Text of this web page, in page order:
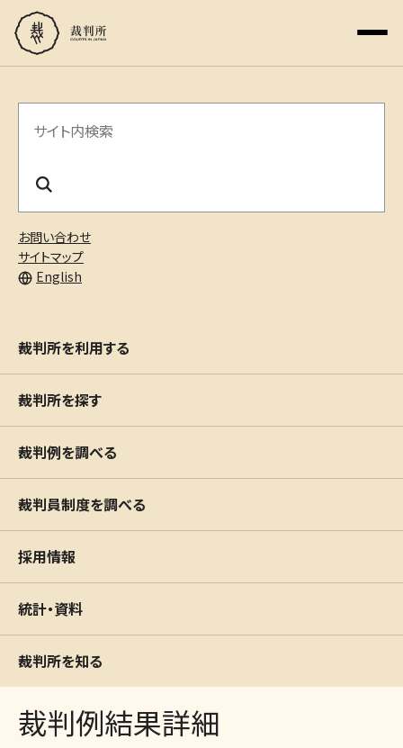
お問い合わせ
サイトマップ
English
サ
内
検
索
裁判所を利用する
裁判所を探す
裁判例を調べる
裁判員制度を調べる
採用情報
統計・資料
裁判所を知る
裁判例結果詳細